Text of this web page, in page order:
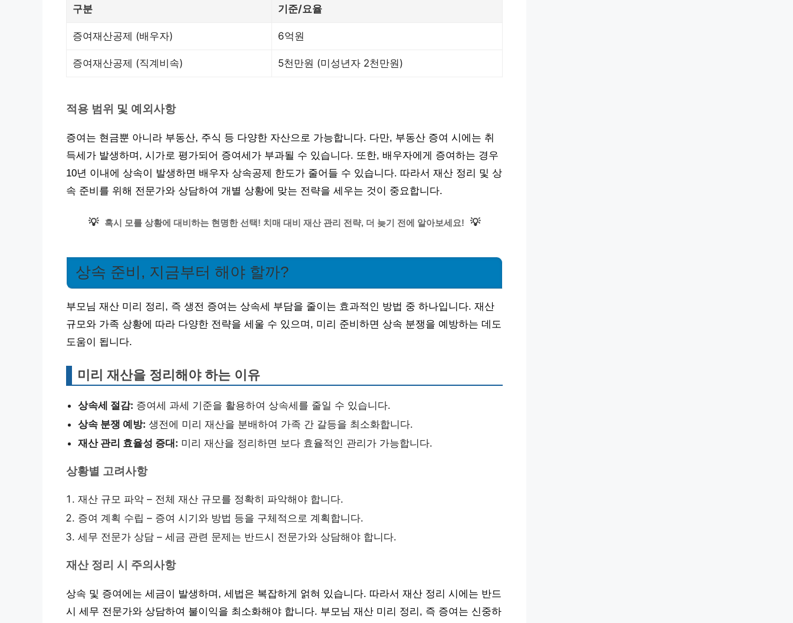
구분 기준/요율
증여재산공제 (배우자) 6억원
증여재산공제 (직계비속) 5천만원 (미성년자 2천만원)
적용 범위 및 예외사항
증여는 현금뿐 아니라 부동산, 주식 등 다양한 자산으로 가능합니다. 다만, 부동산 증여 시에는 취
득세가 발생하며, 시가로 평가되어 증여세가 부과될 수 있습니다. 또한, 배우자에게 증여하는 경우
10년 이내에 상속이 발생하면 배우자 상속공제 한도가 줄어들 수 있습니다. 따라서 재산 정리 및 상
속 준비를 위해 전문가와 상담하여 개별 상황에 맞는 전략을 세우는 것이 중요합니다.
💡 혹시 모를 상황에 대비하는 현명한 선택! 치매 대비 재산 관리 전략, 더 늦기 전에 알아보세요! 💡
상속 준비, 지금부터 해야 할까?
부모님 재산 미리 정리, 즉 생전 증여는 상속세 부담을 줄이는 효과적인 방법 중 하나입니다. 재산
규모와 가족 상황에 따라 다양한 전략을 세울 수 있으며, 미리 준비하면 상속 분쟁을 예방하는 데도
도움이 됩니다.
미리 재산을 정리해야 하는 이유
상속세 절감: 증여세 과세 기준을 활용하여 상속세를 줄일 수 있습니다.
상속 분쟁 예방: 생전에 미리 재산을 분배하여 가족 간 갈등을 최소화합니다.
재산 관리 효율성 증대: 미리 재산을 정리하면 보다 효율적인 관리가 가능합니다.
상황별 고려사항
재산 규모 파악 – 전체 재산 규모를 정확히 파악해야 합니다.
증여 계획 수립 – 증여 시기와 방법 등을 구체적으로 계획합니다.
세무 전문가 상담 – 세금 관련 문제는 반드시 전문가와 상담해야 합니다.
재산 정리 시 주의사항
상속 및 증여에는 세금이 발생하며, 세법은 복잡하게 얽혀 있습니다. 따라서 재산 정리 시에는 반드
시 세무 전문가와 상담하여 불이익을 최소화해야 합니다. 부모님 재산 미리 정리, 즉 증여는 신중하